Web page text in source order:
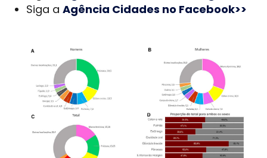
Siga a Agência Cidades no Facebook>>